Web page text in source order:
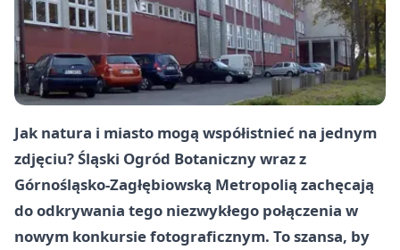
Jak natura i miasto mogą współistnieć na jednym
zdjęciu? Śląski Ogród Botaniczny wraz z
Górnośląsko-Zagłębiowską Metropolią zachęcają
do odkrywania tego niezwykłego połączenia w
nowym konkursie fotograficznym. To szansa, by